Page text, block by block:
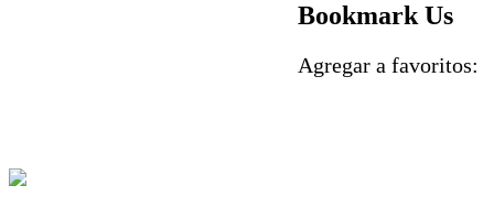
Bookmark Us
Agregar a